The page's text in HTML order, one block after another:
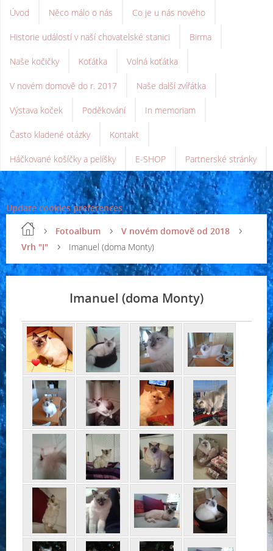
Úvod Něco málo o nás Co je u nás nového
Historie událostí v naší chovatelské stanici Birma
Naše kočičky Koťátka Volná koťátka
V novém domově do r. 2017 Naše další zvířátka
Výstava koček Poděkování In memoriam
Často kladené otázky Kontakt
Háčkované košíčky a pelíšky E-SHOP Partnerské stránky
Update cookies preferences
Fotoalbum
V novém domově od 2018
Vrh "I"
Imanuel (doma Monty)
Imanuel (doma Monty)